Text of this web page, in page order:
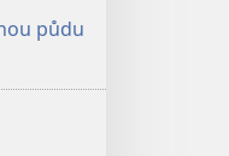
půdu